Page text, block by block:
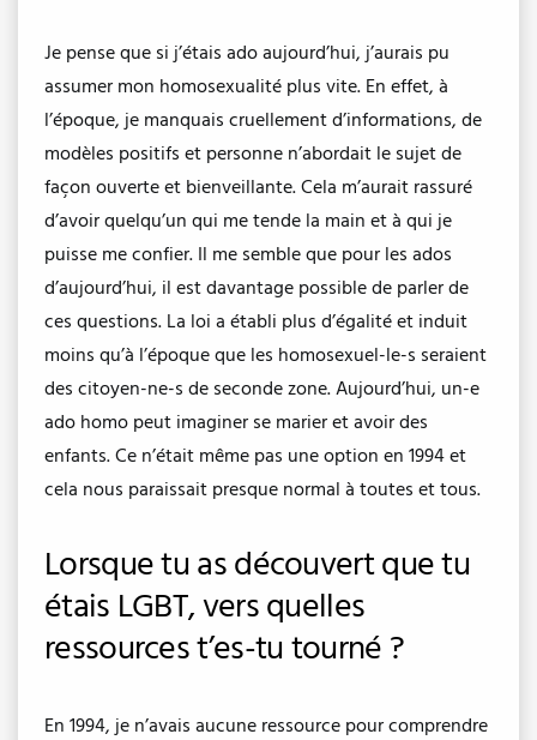
Je pense que si j’étais ado aujourd’hui, j’aurais pu
assumer mon homosexualité plus vite. En effet, à
l’époque, je manquais cruellement d’informations, de
modèles positifs et personne n’abordait le sujet de
façon ouverte et bienveillante. Cela m’aurait rassuré
d’avoir quelqu’un qui me tende la main et à qui je
puisse me confier. Il me semble que pour les ados
d’aujourd’hui, il est davantage possible de parler de
ces questions. La loi a établi plus d’égalité et induit
moins qu’à l’époque que les homosexuel-le-s seraient
des citoyen-ne-s de seconde zone. Aujourd’hui, un-e
ado homo peut imaginer se marier et avoir des
enfants. Ce n’était même pas une option en 1994 et
cela nous paraissait presque normal à toutes et tous.
Lorsque tu as découvert que tu
étais LGBT, vers quelles
ressources t’es-tu tourné ?
En 1994, je n’avais aucune ressource pour comprendre